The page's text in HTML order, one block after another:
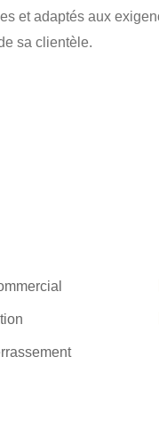
et adaptés aux
sa clientèle.